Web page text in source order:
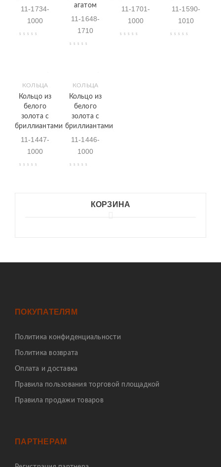
11-1734-
1000
агатом
11-1648-
1710
11-1701-
1000
11-1590-
1010
КОЛЬЦА
Кольцо из
белого
золота с
бриллиантами
11-1447-
1000
КОЛЬЦА
Кольцо из
белого
золота с
бриллиантами
11-1446-
1000
КОРЗИНА
ПОКУПАТЕЛЯМ
Политика конфиденциальности
Политика возврата
Оплата и доставка
Правила пользования торговой площадкой
Правила продажи товаров
ПАРТНЕРАМ